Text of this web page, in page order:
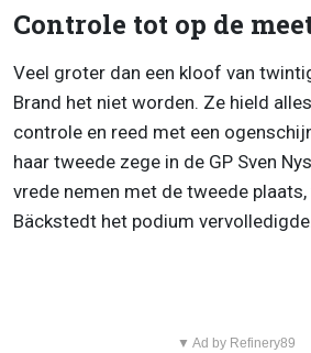
Controle tot op de
Veel groter dan een kloof van
Brand het niet worden. Ze hield
controle en reed met een
haar tweede zege in de GP Sven
vrede nemen met de tweede
Bäckstedt het podium
▼ Ad by Refinery89